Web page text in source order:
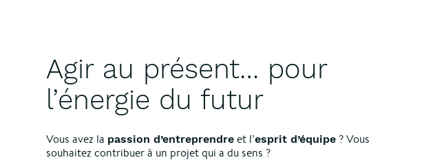
Agir au présent… pour
l’énergie du futur
Vous avez la passion d’entreprendre et l’esprit d’équipe ? Vous
souhaitez contribuer à un projet qui a du sens ?